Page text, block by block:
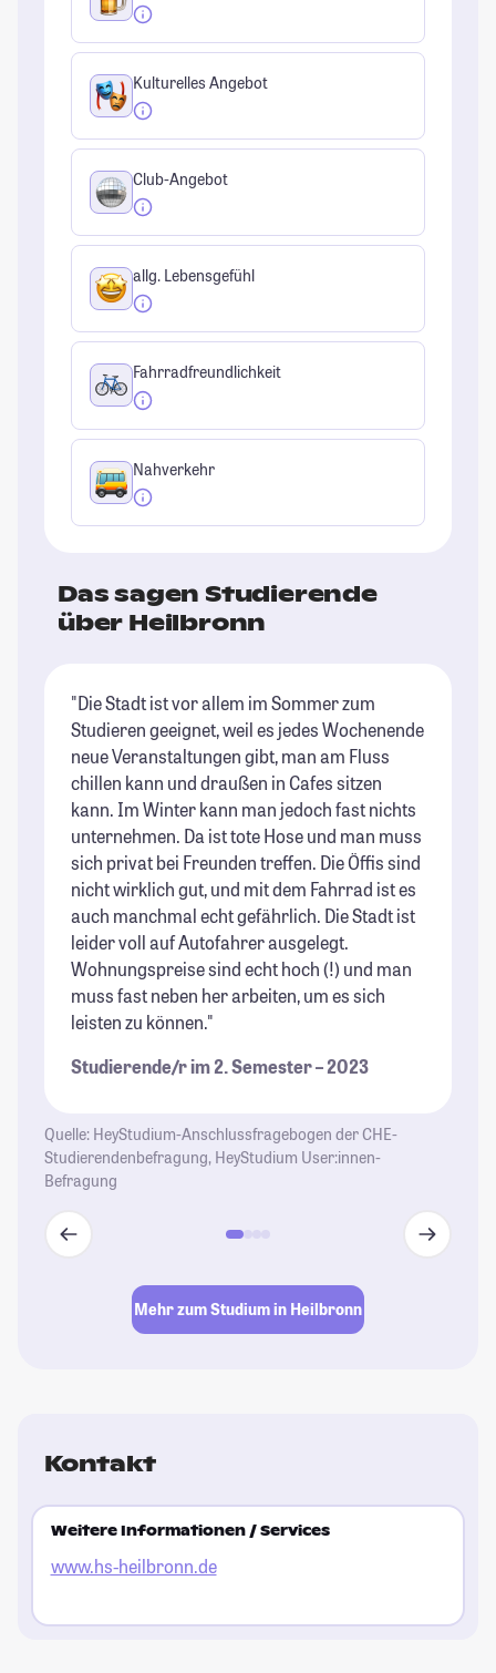
Kulturelles Angebot
Club-Angebot
allg. Lebensgefühl
Fahrradfreundlichkeit
Nahverkehr
Das sagen Studierende
über Heilbronn
"Die Stadt ist vor allem im Sommer zum
Studieren geeignet, weil es jedes Wochenende
neue Veranstaltungen gibt, man am Fluss
chillen kann und draußen in Cafes sitzen
kann. Im Winter kann man jedoch fast nichts
unternehmen. Da ist tote Hose und man muss
sich privat bei Freunden treffen. Die Öffis sind
nicht wirklich gut, und mit dem Fahrrad ist es
auch manchmal echt gefährlich. Die Stadt ist
leider voll auf Autofahrer ausgelegt.
Wohnungspreise sind echt hoch (!) und man
muss fast neben her arbeiten, um es sich
leisten zu können."
Studierende/r im 2. Semester – 2023
Quelle: HeyStudium-Anschlussfragebogen der CHE-
Studierendenbefragung, HeyStudium User:innen-
Befragung
Mehr zum Studium in Heilbronn
Kontakt
Weitere Informationen / Services
www.hs-heilbronn.de